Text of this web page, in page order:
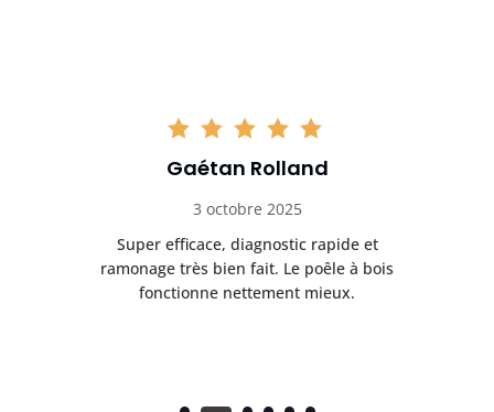
Gaétan Rolland
3 octobre 2025
Super efficace, diagnostic rapide et
ramonage très bien fait. Le poêle à bois
fonctionne nettement mieux.